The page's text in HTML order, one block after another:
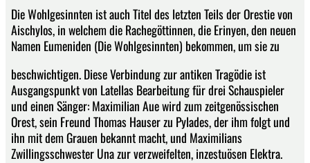
Die Wohlgesinnten ist auch Titel des letzten Teils der Orestie von
Aischylos, in welchem die Rachegöttinnen, die Erinyen, den neuen
Namen Eumeniden (Die Wohlgesinnten) bekommen, um sie zu
beschwichtigen. Diese Verbindung zur antiken Tragödie ist
Ausgangspunkt von Latellas Bearbeitung für drei Schauspieler
und einen Sänger: Maximilian Aue wird zum zeitgenössischen
Orest, sein Freund Thomas Hauser zu Pylades, der ihm folgt und
ihn mit dem Grauen bekannt macht, und Maximilians
Zwillingsschwester Una zur verzweifelten, inzestuösen Elektra.